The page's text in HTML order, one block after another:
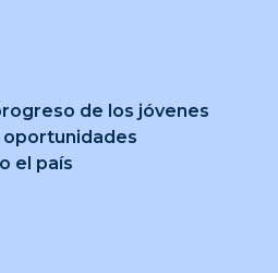
de los jóvenes
el país